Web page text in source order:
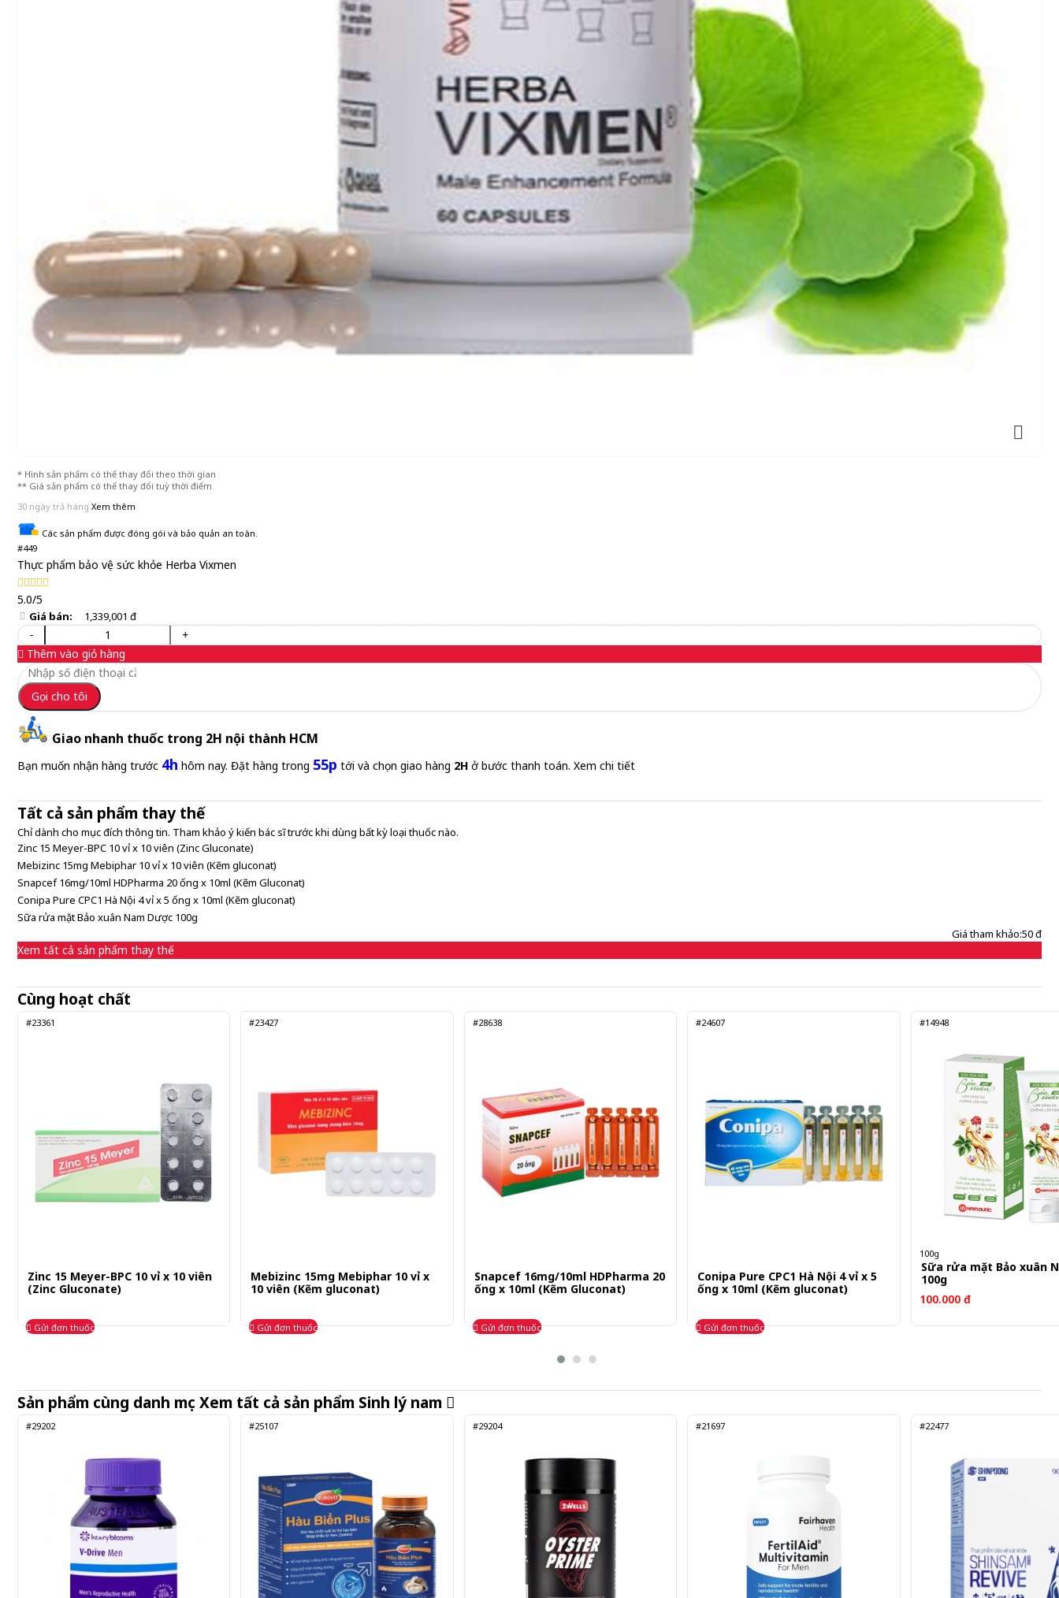
* Hình sản phẩm có thể thay đổi theo thời gian
** Giá sản phẩm có thể thay đổi tuỳ thời điểm
30 ngày trả hàng Xem thêm
Các sản phẩm được đóng gói và bảo quản an toàn.
#449
Thực phẩm bảo vệ sức khỏe Herba Vixmen
5.0/5
Giá bán: 1,339,001 đ
-
+
Thêm vào giỏ hàng
Gọi cho tôi
Giao nhanh thuốc trong 2H nội thành HCM
Bạn muốn nhận hàng trước 4h hôm nay. Đặt hàng trong 55p tới và chọn giao hàng 2H ở bước thanh toán. Xem chi tiết
Tất cả sản phẩm thay thế
Chỉ dành cho mục đích thông tin. Tham khảo ý kiến bác sĩ trước khi dùng bất kỳ loại thuốc nào.
Zinc 15 Meyer-BPC 10 vỉ x 10 viên (Zinc Gluconate)
Mebizinc 15mg Mebiphar 10 vỉ x 10 viên (Kẽm gluconat)
Snapcef 16mg/10ml HDPharma 20 ống x 10ml (Kẽm Gluconat)
Conipa Pure CPC1 Hà Nội 4 vỉ x 5 ống x 10ml (Kẽm gluconat)
Sữa rửa mặt Bảo xuân Nam Dược 100g
Giá tham khảo:50 đ
Xem tất cả sản phẩm thay thế
Cùng hoạt chất
#23361
Zinc 15 Meyer-BPC 10 vỉ x 10 viên
(Zinc Gluconate)
Gửi đơn thuốc
#23427
Mebizinc 15mg Mebiphar 10 vỉ x
10 viên (Kẽm gluconat)
Gửi đơn thuốc
#28638
Snapcef 16mg/10ml HDPharma 20
ống x 10ml (Kẽm Gluconat)
Gửi đơn thuốc
#24607
Conipa Pure CPC1 Hà Nội 4 vỉ x 5
ống x 10ml (Kẽm gluconat)
Gửi đơn thuốc
#14948
100g
Sữa rửa mặt Bảo xuân
100g
100.000 đ
Sản phẩm cùng danh mục Xem tất cả sản phẩm Sinh lý nam
#29202 #25107 #29204 #21697 #22477